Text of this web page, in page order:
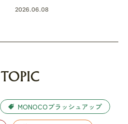
2026.06.08
TOPIC
MONOCOブラッシュアップ